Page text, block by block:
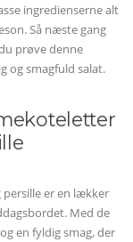
ingredienserne alt
Så næste gang
prøve denne
og smagfuld salat.
er en lækker
Med de
en fyldig smag, der